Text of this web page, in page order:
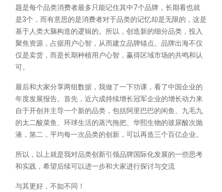
题是每个品类消费者最多只能记住其中7个品牌，长期看也就
是3个，而有意思的是消费者对于品类的记忆却是无限的，这是
基于人类大脑构造的逻辑的。所以，创造新的细分品类，投入
聚焦资源，占据用户心智，从而建立品牌锚点。品牌出海不仅
仅是卖货，而是长期种植用户心智，赢得区域市场的共鸣和认
可。
最后和大家分享两组数据，我做了一下功课，看了中国企业的
年度发展报告。首先，近六成持续增长冠军企业的增长动力来
自于开创并主导一个新的品类，包括阿里巴巴的闲鱼、九毛九
的太二酸菜鱼、环球生活的蒸汽拖把、华熙生物的玻尿酸次抛
液，第二，平均每一次品类的创新，可以再造三个百亿企业。
所以，以上就是我对品类创新引领品牌国际化发展的一些思考
和实践，希望后续可以进一步和大家进行探讨与交流
与其更好，不如不同！